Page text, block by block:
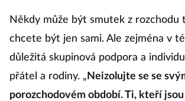
Někdy může být smutek z rozchodu
chcete být jen sami. Ale zejména v
důležitá skupinová podpora a
přátel a rodiny. „ Neizolujte se se
porozchodovém období. Ti, kteří